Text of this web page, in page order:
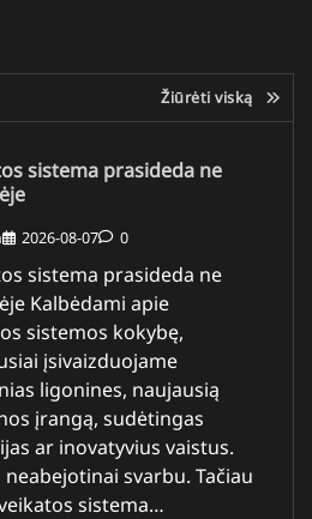
Žiūrėti viską
sistema prasideda ne
2026-08-07 0
sistema prasideda ne
Kalbėdami apie
sistemos kokybę,
įsivaizduojame
ligonines, naujausią
įrangą, sudėtingas
ar inovatyvius vaistus.
neabejotinai svarbu. Tačiau
sistema…